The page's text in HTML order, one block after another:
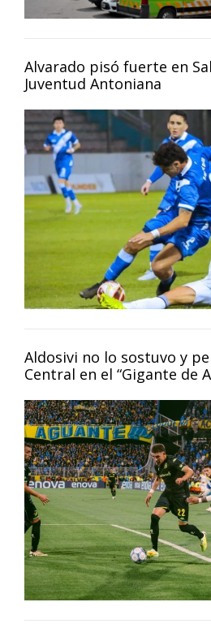
Alvarado pisó fuerte en
Juventud Antoniana
Aldosivi no lo sostuvo y
Central en el “Gigante de